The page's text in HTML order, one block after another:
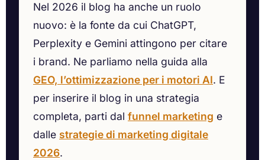
Nel 2026 il blog ha anche un ruolo
nuovo: è la fonte da cui ChatGPT,
Perplexity e Gemini attingono per citare
i brand. Ne parliamo nella guida alla
GEO, l’ottimizzazione per i motori AI. E
per inserire il blog in una strategia
completa, parti dal funnel marketing e
dalle strategie di marketing digitale
2026.